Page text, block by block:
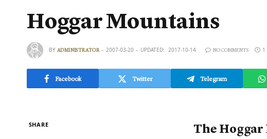
Hoggar Mountains
BY ADMINISTRATOR 2007-03-20 UPDATED: 2017-10-14 NO COMMENTS 1
Facebook Twitter Telegram
SHARE The